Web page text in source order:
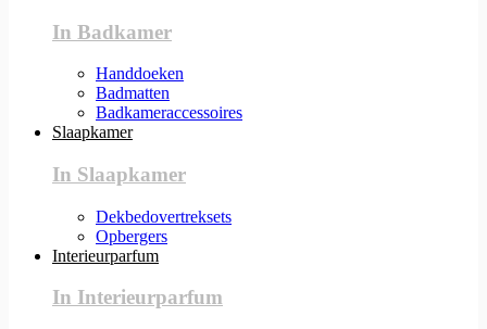
In Badkamer
Handdoeken
Badmatten
Badkameraccessoires
Slaapkamer
In Slaapkamer
Dekbedovertreksets
Opbergers
Interieurparfum
In Interieurparfum